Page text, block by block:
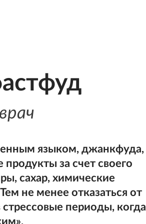
языком, джанкфуда,
продукты за счет своего
сахар, химические
не менее отказаться от
периоды, когда